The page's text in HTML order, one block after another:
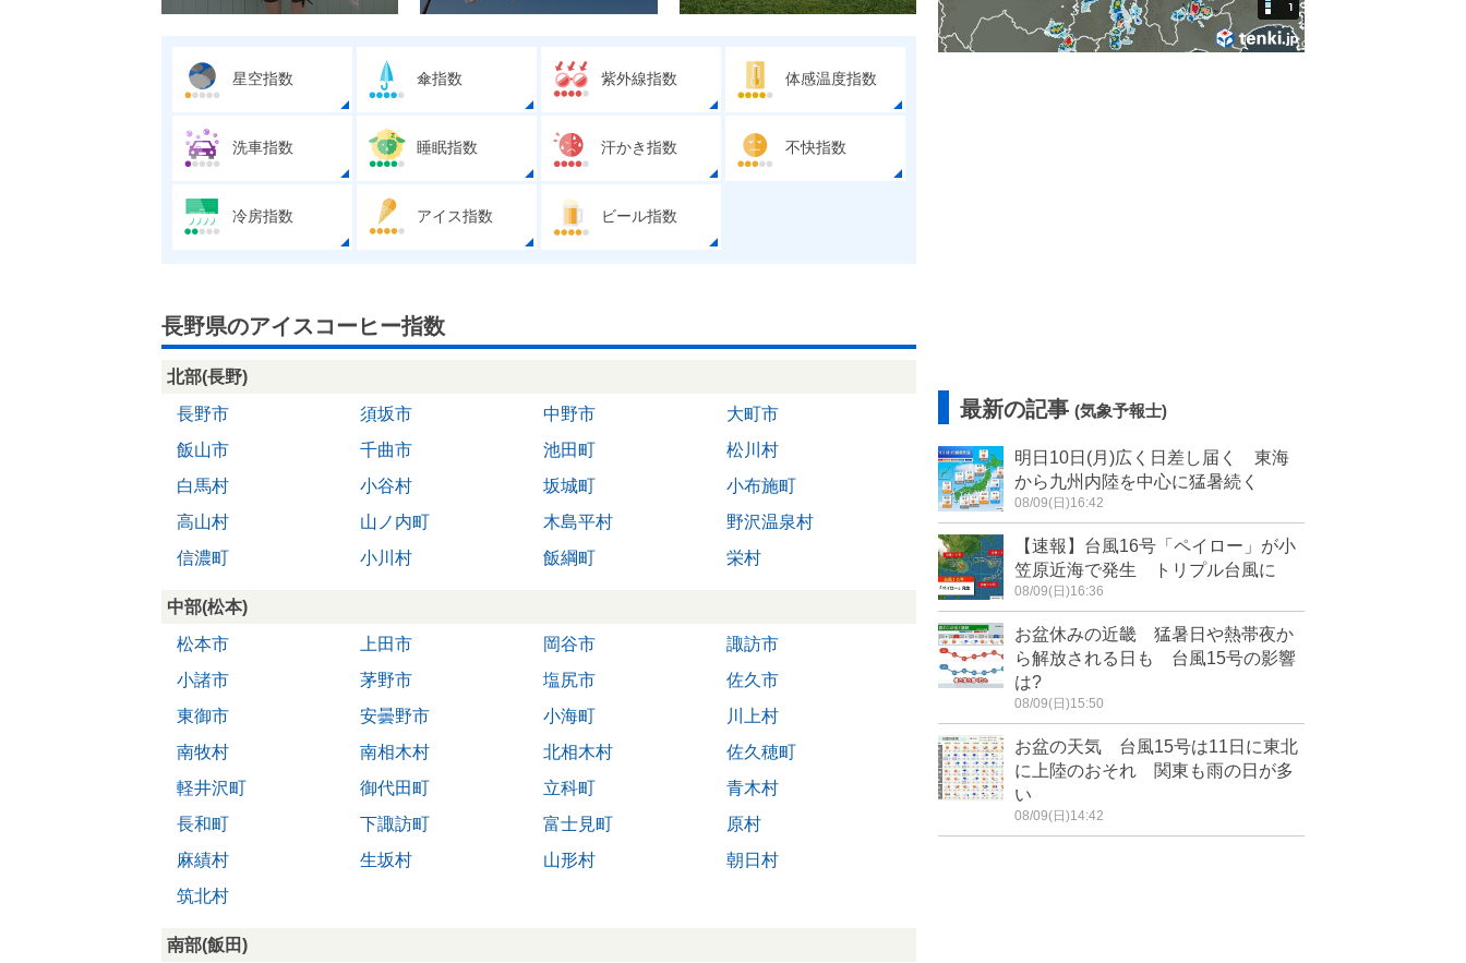
星空指数 傘指数 紫外線指数 体感温度指数
洗車指数 睡眠指数 汗かき指数 不快指数
冷房指数 アイス指数 ビール指数
長野県のアイスコーヒー指数
北部(長野)
長野市
須坂市 中野市
大町市
飯山市
千曲市 池田町
松川村
白馬村
小谷村 坂城町
小布施町
高山村
山ノ内町 木島平村
野沢温泉村
信濃町
小川村 飯綱町 栄村
中部(松本)
松本市
上田市 岡谷市
諏訪市
小諸市
茅野市 塩尻市
佐久市
東御市
安曇野市 小海町
川上村
南牧村
南相木村 北相木村
佐久穂町
軽井沢町
御代田町 立科町
青木村
長和町
下諏訪町 富士見町
原村
麻績村
生坂村 山形村
朝日村
筑北村
南部(飯田)
最新の記事 (気象予報士)
明日10日(月)広く日差し届く 東海
から九州内陸を中心に猛暑続く
08/09(日)16:42
【速報】台風16号「ペイロー」が小
笠原近海で発生 トリプル台風に
08/09(日)16:36
お盆休みの近畿 猛暑日や熱帯夜か
ら解放される日も 台風15号の影響
は?
08/09(日)15:50
お盆の天気 台風15号は11日に東北
に上陸のおそれ 関東も雨の日が多
い
08/09(日)14:42